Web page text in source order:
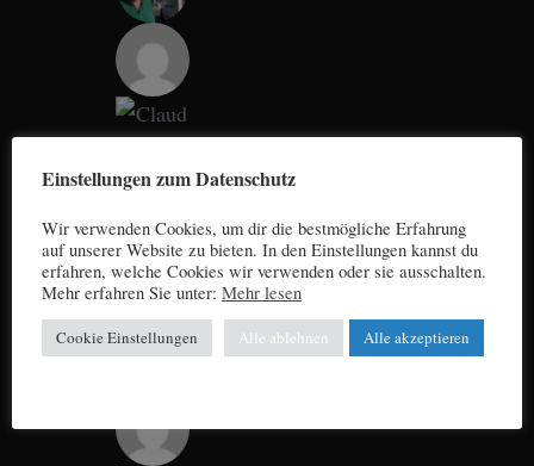
Einstellungen zum Datenschutz
Wir verwenden Cookies, um dir die bestmögliche Erfahrung
auf unserer Website zu bieten. In den Einstellungen kannst du
erfahren, welche Cookies wir verwenden oder sie ausschalten.
Mehr erfahren Sie unter: Mehr lesen
Cookie Einstellungen Alle ablehnen Alle akzeptieren